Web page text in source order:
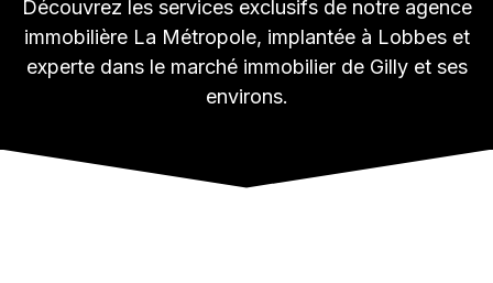
Blog
Contact
Découvrez les services exclusifs de notre agence
immobilière La Métropole, implantée à Lobbes et
experte dans le marché immobilier de Gilly et ses
environs.